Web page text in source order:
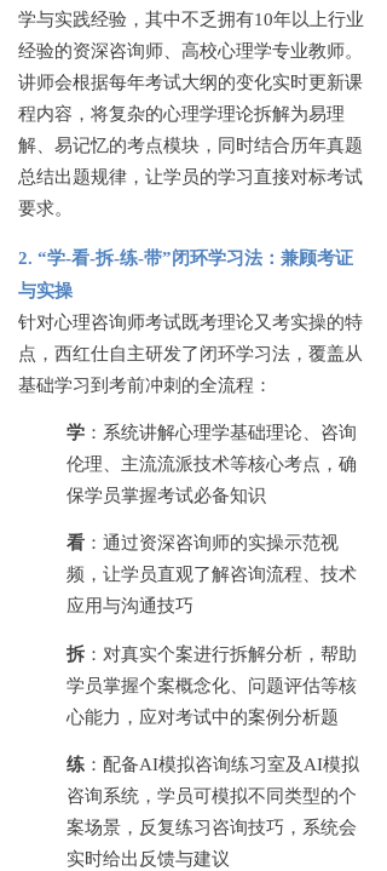
学与实践经验，其中不乏拥有10年以上行业
经验的资深咨询师、高校心理学专业教师。
讲师会根据每年考试大纲的变化实时更新课
程内容，将复杂的心理学理论拆解为易理
解、易记忆的考点模块，同时结合历年真题
总结出题规律，让学员的学习直接对标考试
要求。
2. “学-看-拆-练-带”闭环学习法：兼顾考证
与实操
针对心理咨询师考试既考理论又考实操的特
点，西红仕自主研发了闭环学习法，覆盖从
基础学习到考前冲刺的全流程：
学 ：系统讲解心理学基础理论、咨询
伦理、主流流派技术等核心考点，确
保学员掌握考试必备知识
看 ：通过资深咨询师的实操示范视
频，让学员直观了解咨询流程、技术
应用与沟通技巧
拆 ：对真实个案进行拆解分析，帮助
学员掌握个案概念化、问题评估等核
心能力，应对考试中的案例分析题
练 ：配备AI模拟咨询练习室及AI模拟
咨询系统，学员可模拟不同类型的个
案场景，反复练习咨询技巧，系统会
实时给出反馈与建议